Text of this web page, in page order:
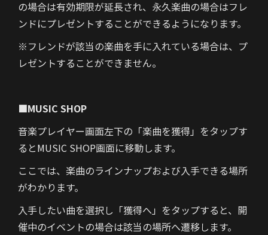
の場合は有効期限が延長され、永久楽曲の場合はフレ
ンドにプレゼントすることができるようになります。
※フレンドが該当の楽曲を手に入れている場合は、プ
レゼントすることができません。
■MUSIC SHOP
音楽プレイヤー画面左下の「楽曲を獲得」をタップす
るとMUSIC SHOP画面に移動します。
ここでは、楽曲のラインナップおよび入手できる場所
がわかります。
入手したい曲を選択し「獲得へ」をタップすると、開
催中のイベントの場合は該当の場所へ遷移します。